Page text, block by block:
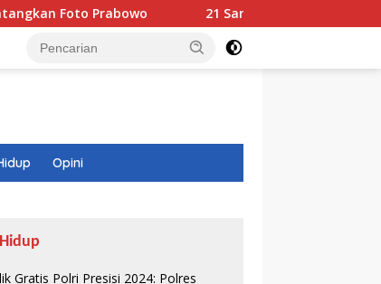
Prabowo 21 Sampel Pangan Diuji di HKG PKK
Opini